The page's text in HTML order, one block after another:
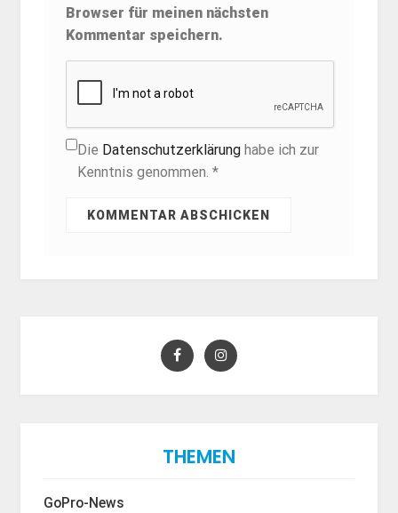
Browser für meinen nächsten
Kommentar speichern.
Die Datenschutzerklärunghabe ich zur
Kenntnis genommen. *
THEMEN
GoPro-News